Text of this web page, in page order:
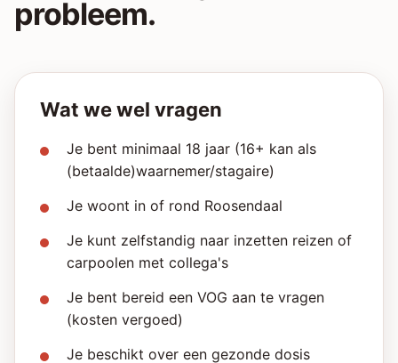
probleem.
Wat we wel vragen
Je bent minimaal 18 jaar (16+ kan als
(betaalde)waarnemer/stagaire)
Je woont in of rond Roosendaal
Je kunt zelfstandig naar inzetten reizen of
carpoolen met collega's
Je bent bereid een VOG aan te vragen
(kosten vergoed)
Je beschikt over een gezonde dosis